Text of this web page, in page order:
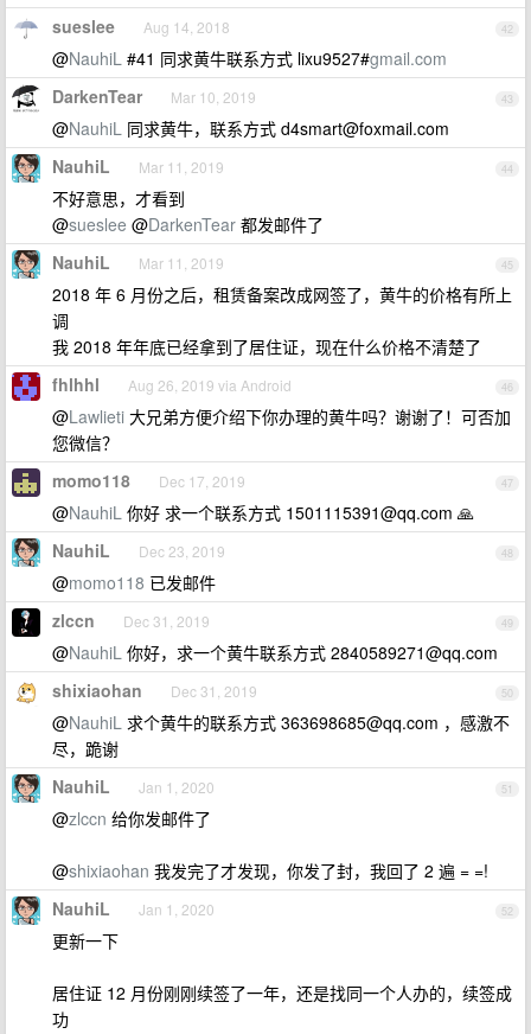
42
sueslee Aug 14, 2018
@NauhiL #41 同求黄牛联系方式 lixu9527#gmail.com
43
DarkenTear Mar 10, 2019
@NauhiL 同求黄牛，联系方式 d4smart@foxmail.com
44
NauhiL Mar 11, 2019
不好意思，才看到
@sueslee @DarkenTear 都发邮件了
45
NauhiL Mar 11, 2019
2018 年 6 月份之后，租赁备案改成网签了，黄牛的价格有所上
调
我 2018 年年底已经拿到了居住证，现在什么价格不清楚了
46
fhlhhl Aug 26, 2019 via Android
@Lawlieti 大兄弟方便介绍下你办理的黄牛吗？谢谢了！可否加
您微信？
47
momo118 Dec 17, 2019
@NauhiL 你好 求一个联系方式 1501115391@qq.com 🙏
48
NauhiL Dec 23, 2019
@momo118 已发邮件
49
zlccn Dec 31, 2019
@NauhiL 你好，求一个黄牛联系方式 2840589271@qq.com
50
shixiaohan Dec 31, 2019
@NauhiL 求个黄牛的联系方式 363698685@qq.com ，感激不
尽，跪谢
51
NauhiL Jan 1, 2020
@zlccn 给你发邮件了
@shixiaohan 我发完了才发现，你发了封，我回了 2 遍 = =!
52
NauhiL Jan 1, 2020
更新一下
居住证 12 月份刚刚续签了一年，还是找同一个人办的，续签成
功